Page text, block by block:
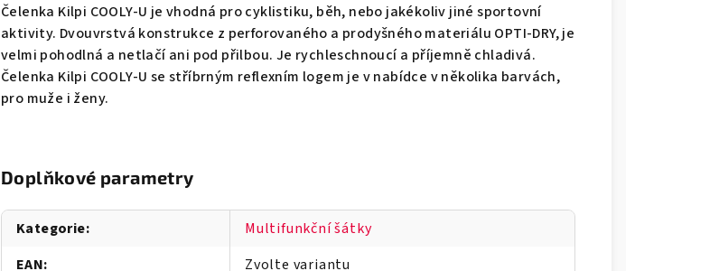
Čelenka Kilpi COOLY-U je vhodná pro cyklistiku, běh, nebo jakékoliv jiné sportovní
aktivity. Dvouvrstvá konstrukce z perforovaného a prodyšného materiálu OPTI-DRY, je
velmi pohodlná a netlačí ani pod přilbou. Je rychleschnoucí a příjemně chladivá.
Čelenka Kilpi COOLY-U se stříbrným reflexním logem je v nabídce v několika barvách,
pro muže i ženy.
Doplňkové parametry
Kategorie:
Multifunkční šátky
EAN:
Zvolte variantu